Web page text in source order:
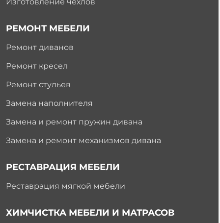
РЕМОНТ МЕБЕЛИ
Ремонт диванов
Ремонт кресел
Ремонт стульев
Замена наполнителя
Замена и ремонт пружин дивана
Замена и ремонт механизмов дивана
РЕСТАВРАЦИЯ МЕБЕЛИ
Реставрация мягкой мебели
ХИМЧИСТКА МЕБЕЛИ И МАТРАСОВ